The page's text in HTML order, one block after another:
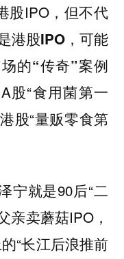
股IPO，但不代
港股IPO，可能
的“传奇”案例
股“食用菌第一
股“量贩零食第
宁就是90后“二
亲卖蘑菇IPO，
“长江后浪推前